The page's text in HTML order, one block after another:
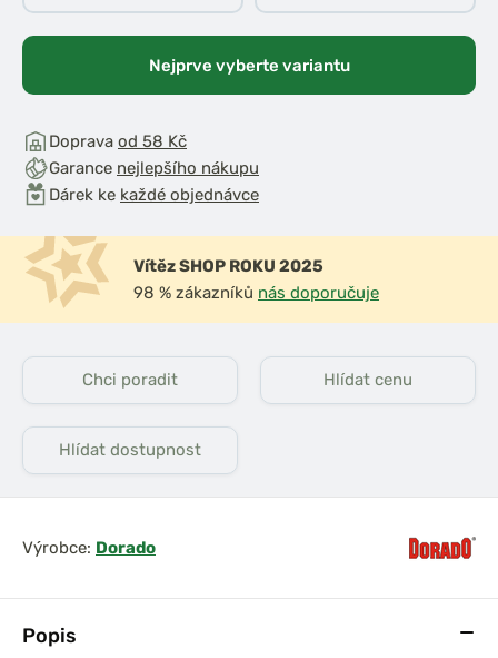
Popis
Nejprve vyberte variantu
Doprava od 58 Kč
Garance nejlepšího nákupu
Dárek ke každé objednávce
Vítěz SHOP ROKU 2025
98 % zákazníků nás doporučuje
Chci poradit Hlídat cenu
Hlídat dostupnost
Výrobce: Dorado